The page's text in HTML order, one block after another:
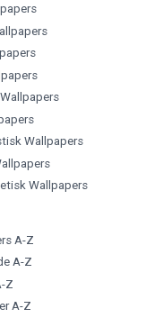
Wallpapers
Wallpapers
A-Z
A-Z
Z
A-Z